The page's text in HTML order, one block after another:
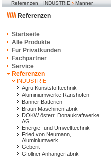
Referenzen INDUSTRIE Manner
Referenzen
Startseite
Alle Produkte
Für Privatkunden
Fachpartner
Service
Referenzen
INDUSTRIE
Agru Kunststofftechnik
Aluminiumwerke Ranshofen
Banner Batterien
Braun Maschinenfabrik
DOKW österr. Donaukraftwerke
AG
Energie- und Umwelttechnik
Fried von Neumann,
Aluminiumwerk
Geberit
Gföllner Anhängerfabrik